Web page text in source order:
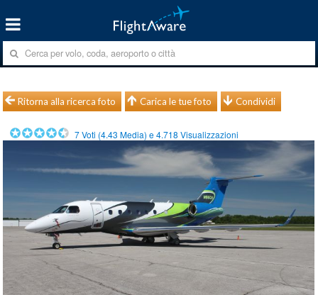
Ritorna alla ricerca foto Carica le tue foto Condividi
7Voti (4.43 Media) e4.718 Visualizzazioni